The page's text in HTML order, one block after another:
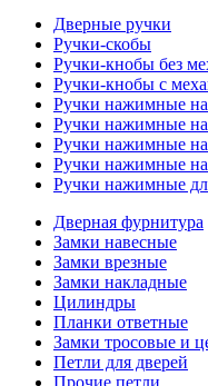
Дверные ручки
Ручки-скобы
Ручки-кнобы без
Ручки-кнобы с
Ручки нажимные на
Ручки нажимные
Ручки нажимные на
Ручки нажимные на
Ручки нажимные
Дверная фурнитура
Замки навесные
Замки врезные
Замки накладные
Цилиндры
Планки ответные
Замки тросовые и
Петли для дверей
Прочие петли